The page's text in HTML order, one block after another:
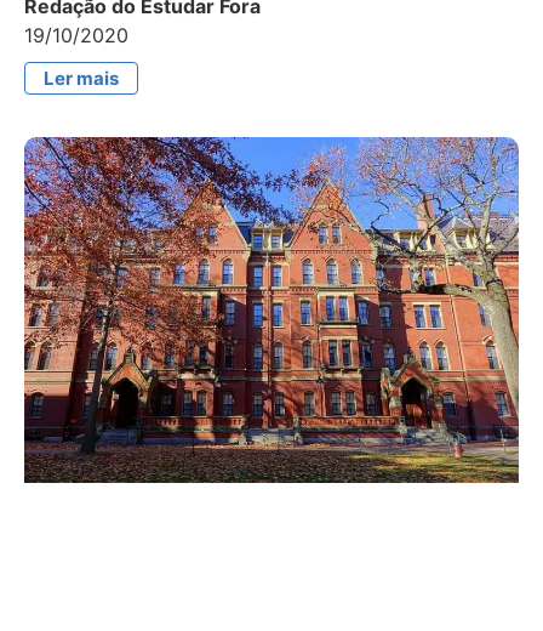
Redação do Estudar Fora
19/10/2020
Ler mais